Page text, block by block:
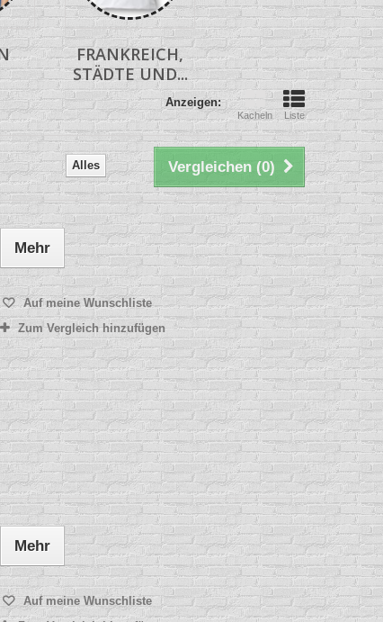
FRANKREICH,
STÄDTE UND...
Anzeigen:
Kacheln Liste
Vergleichen (0)
Alles
Mehr
Auf meine Wunschliste
Zum Vergleich hinzufügen
Mehr
Auf meine Wunschliste